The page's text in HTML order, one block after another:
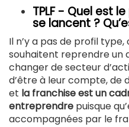
TPLF - Quel est
se lancent ?
Il n’y a pas de profil
souhaitent reprendre un
changer de secteur
d’être à leur compte,
et la franchise est un
entreprendre puisque
accompagnées par le